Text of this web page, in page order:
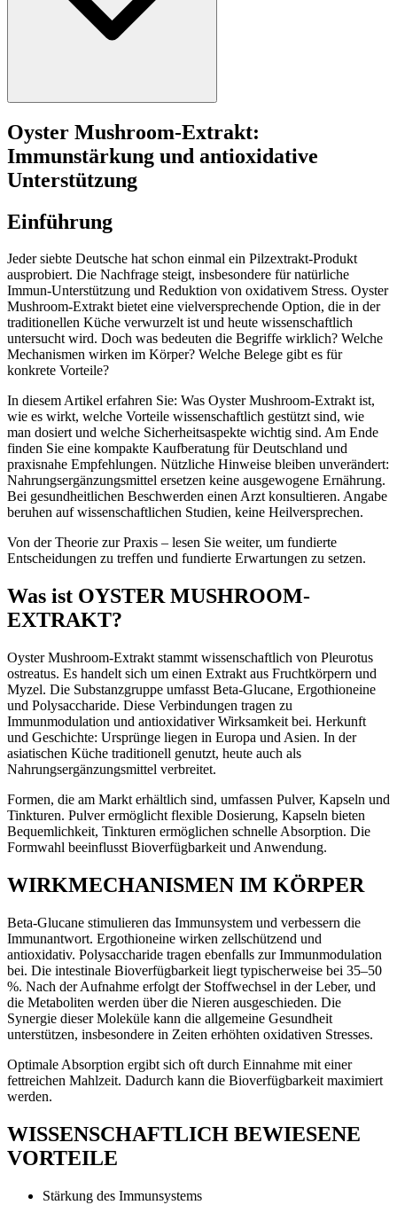
Oyster Mushroom-Extrakt:
Immunstärkung und antioxidative
Unterstützung
Einführung
Jeder siebte Deutsche hat schon einmal ein Pilzextrakt-Produkt
ausprobiert. Die Nachfrage steigt, insbesondere für natürliche
Immun-Unterstützung und Reduktion von oxidativem Stress. Oyster
Mushroom-Extrakt bietet eine vielversprechende Option, die in der
traditionellen Küche verwurzelt ist und heute wissenschaftlich
untersucht wird. Doch was bedeuten die Begriffe wirklich? Welche
Mechanismen wirken im Körper? Welche Belege gibt es für
konkrete Vorteile?
In diesem Artikel erfahren Sie: Was Oyster Mushroom-Extrakt ist,
wie es wirkt, welche Vorteile wissenschaftlich gestützt sind, wie
man dosiert und welche Sicherheitsaspekte wichtig sind. Am Ende
finden Sie eine kompakte Kaufberatung für Deutschland und
praxisnahe Empfehlungen. Nützliche Hinweise bleiben unverändert:
Nahrungsergänzungsmittel ersetzen keine ausgewogene Ernährung.
Bei gesundheitlichen Beschwerden einen Arzt konsultieren. Angabe
beruhen auf wissenschaftlichen Studien, keine Heilversprechen.
Von der Theorie zur Praxis – lesen Sie weiter, um fundierte
Entscheidungen zu treffen und fundierte Erwartungen zu setzen.
Was ist OYSTER MUSHROOM-
EXTRAKT?
Oyster Mushroom-Extrakt stammt wissenschaftlich von Pleurotus
ostreatus. Es handelt sich um einen Extrakt aus Fruchtkörpern und
Myzel. Die Substanzgruppe umfasst Beta-Glucane, Ergothioneine
und Polysaccharide. Diese Verbindungen tragen zu
Immunmodulation und antioxidativer Wirksamkeit bei. Herkunft
und Geschichte: Ursprünge liegen in Europa und Asien. In der
asiatischen Küche traditionell genutzt, heute auch als
Nahrungsergänzungsmittel verbreitet.
Formen, die am Markt erhältlich sind, umfassen Pulver, Kapseln und
Tinkturen. Pulver ermöglicht flexible Dosierung, Kapseln bieten
Bequemlichkeit, Tinkturen ermöglichen schnelle Absorption. Die
Formwahl beeinflusst Bioverfügbarkeit und Anwendung.
WIRKMECHANISMEN IM KÖRPER
Beta-Glucane stimulieren das Immunsystem und verbessern die
Immunantwort. Ergothioneine wirken zellschützend und
antioxidativ. Polysaccharide tragen ebenfalls zur Immunmodulation
bei. Die intestinale Bioverfügbarkeit liegt typischerweise bei 35–50
%. Nach der Aufnahme erfolgt der Stoffwechsel in der Leber, und
die Metaboliten werden über die Nieren ausgeschieden. Die
Synergie dieser Moleküle kann die allgemeine Gesundheit
unterstützen, insbesondere in Zeiten erhöhten oxidativen Stresses.
Optimale Absorption ergibt sich oft durch Einnahme mit einer
fettreichen Mahlzeit. Dadurch kann die Bioverfügbarkeit maximiert
werden.
WISSENSCHAFTLICH BEWIESENE
VORTEILE
Stärkung des Immunsystems